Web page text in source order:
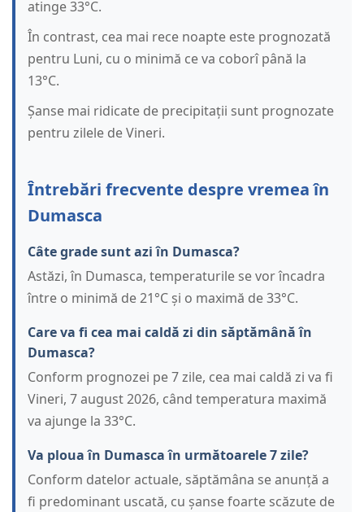
atinge 33°C.
În contrast, cea mai rece noapte este prognozată
pentru Luni, cu o minimă ce va coborî până la
13°C.
Șanse mai ridicate de precipitații sunt prognozate
pentru zilele de Vineri.
Întrebări frecvente despre vremea în
Dumasca
Câte grade sunt azi în Dumasca?
Astăzi, în Dumasca, temperaturile se vor încadra
între o minimă de 21°C și o maximă de 33°C.
Care va fi cea mai caldă zi din săptămână în
Dumasca?
Conform prognozei pe 7 zile, cea mai caldă zi va fi
Vineri, 7 august 2026, când temperatura maximă
va ajunge la 33°C.
Va ploua în Dumasca în următoarele 7 zile?
Conform datelor actuale, săptămâna se anunță a
fi predominant uscată, cu șanse foarte scăzute de